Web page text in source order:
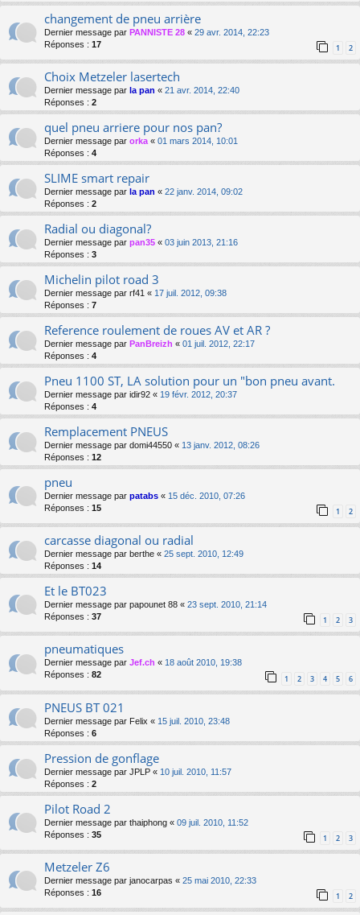
changement de pneu arrière
Dernier message par PANNISTE 28 « 29 avr. 2014, 22:23
Réponses : 17 1 2
Choix Metzeler lasertech
Dernier message par la pan « 21 avr. 2014, 22:40
Réponses : 2
quel pneu arriere pour nos pan?
Dernier message par orka « 01 mars 2014, 10:01
Réponses : 4
SLIME smart repair
Dernier message par la pan « 22 janv. 2014, 09:02
Réponses : 2
Radial ou diagonal?
Dernier message par pan35 « 03 juin 2013, 21:16
Réponses : 3
Michelin pilot road 3
Dernier message par rf41 « 17 juil. 2012, 09:38
Réponses : 7
Reference roulement de roues AV et AR ?
Dernier message par PanBreizh « 01 juil. 2012, 22:17
Réponses : 4
Pneu 1100 ST, LA solution pour un "bon pneu avant.
Dernier message par idir92 « 19 févr. 2012, 20:37
Réponses : 4
Remplacement PNEUS
Dernier message par domi44550 « 13 janv. 2012, 08:26
Réponses : 12
pneu
Dernier message par patabs « 15 déc. 2010, 07:26
Réponses : 15 1 2
carcasse diagonal ou radial
Dernier message par berthe « 25 sept. 2010, 12:49
Réponses : 14
Et le BT023
Dernier message par papounet 88 « 23 sept. 2010, 21:14
Réponses : 37 1 2 3
pneumatiques
Dernier message par Jef.ch « 18 août 2010, 19:38
Réponses : 82 1 2 3 4 5 6
PNEUS BT 021
Dernier message par Felix « 15 juil. 2010, 23:48
Réponses : 6
Pression de gonflage
Dernier message par JPLP « 10 juil. 2010, 11:57
Réponses : 2
Pilot Road 2
Dernier message par thaiphong « 09 juil. 2010, 11:52
Réponses : 35 1 2 3
Metzeler Z6
Dernier message par janocarpas « 25 mai 2010, 22:33
Réponses : 16 1 2